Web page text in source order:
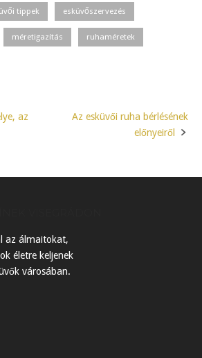
tippek esküvőszervezés
méretigazítás ruhaméretek
az
Az esküvői ruha bérlésének
előnyeiről
az álmaitokat,
életre keljenek
városában.